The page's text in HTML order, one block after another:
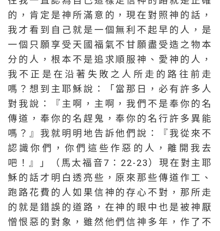
的，肯定是神所滿意的，現在對照神的話，
我才看到自己就是一個無利不起早的人，是
一個只願享受天國福氣不甘願盡受造之物本
分的人，根本不是追求順服神、愛神的人，
我不正是在沿著失敗之人所走的路往前走
嗎？想到主耶穌說：「當那日，必有許多人
對我說：『主啊，主啊，我們不是奉你的名
傳道，奉你的名趕鬼，奉你的名行許多異能
嗎？』我就明明地告訴他們說：『我從來不
認識你們，你們這些作惡的人，離開我去
吧！』」（馬太福音7：22-23）現在對主耶
穌的話才明白透亮些，原來那些傳道作工、
跑路花費的人如果信神的存心不對，那所走
的就是錯誤的道路，在神的眼中也是被神厭
憎恨惡的對象，雖然他們信神多年，作了不